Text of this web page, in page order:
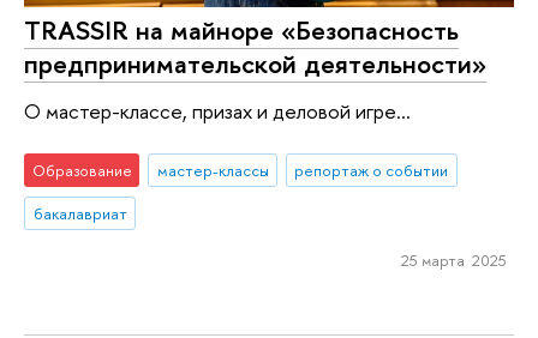
TRASSIR на майноре «Безопасность
предпринимательской деятельности»
О мастер-классе, призах и деловой игре...
Образование мастер-классы
репортаж о событии
бакалавриат
25 марта 2025